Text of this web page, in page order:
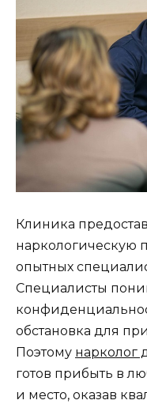
Клиника
наркологическую
опытных
Специалисты
обстановка для
Поэтому нарколог
готов прибыть в
и место, оказав